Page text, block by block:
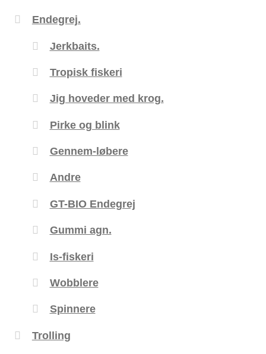
Endegrej.
Jerkbaits.
Tropisk fiskeri
Jig hoveder med krog.
Pirke og blink
Gennem-løbere
Andre
GT-BIO Endegrej
Gummi agn.
Is-fiskeri
Wobblere
Spinnere
Trolling